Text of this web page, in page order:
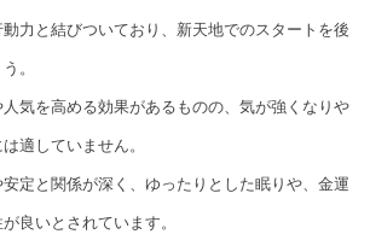
力と結びついており、新天地でのスタートを後
。
気を高める効果があるものの、気が強くなりや
適していません。
定と関係が深く、ゆったりとした眠りや、金運
良いとされています。